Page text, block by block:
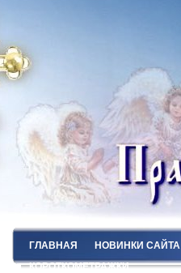
ГЛАВНАЯ НОВИНКИ САЙТА
КОРОТКОМЕТРАЖКИ